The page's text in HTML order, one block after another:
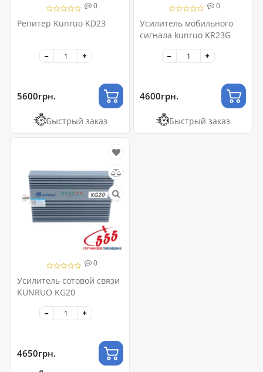
0
Репитер Kunruo KD23
5600грн.
Быстрый заказ
0
Усилитель мобильного
сигнала kunruo KR23G
4600грн.
Быстрый заказ
0
Усилитель сотовой связи
KUNRUO KG20
4650грн.